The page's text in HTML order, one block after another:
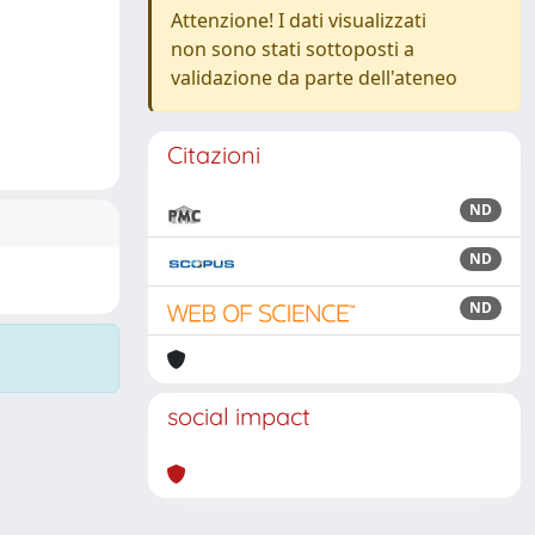
Attenzione! I dati visualizzati
non sono stati sottoposti a
validazione da parte dell'ateneo
Citazioni
ND
ND
ND
social impact